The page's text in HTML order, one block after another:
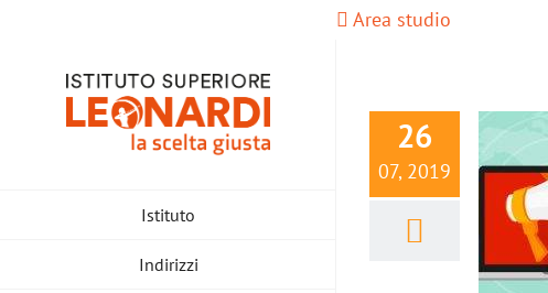
contenuto
Area studio
Istituto
Indirizzi
26
07, 2019